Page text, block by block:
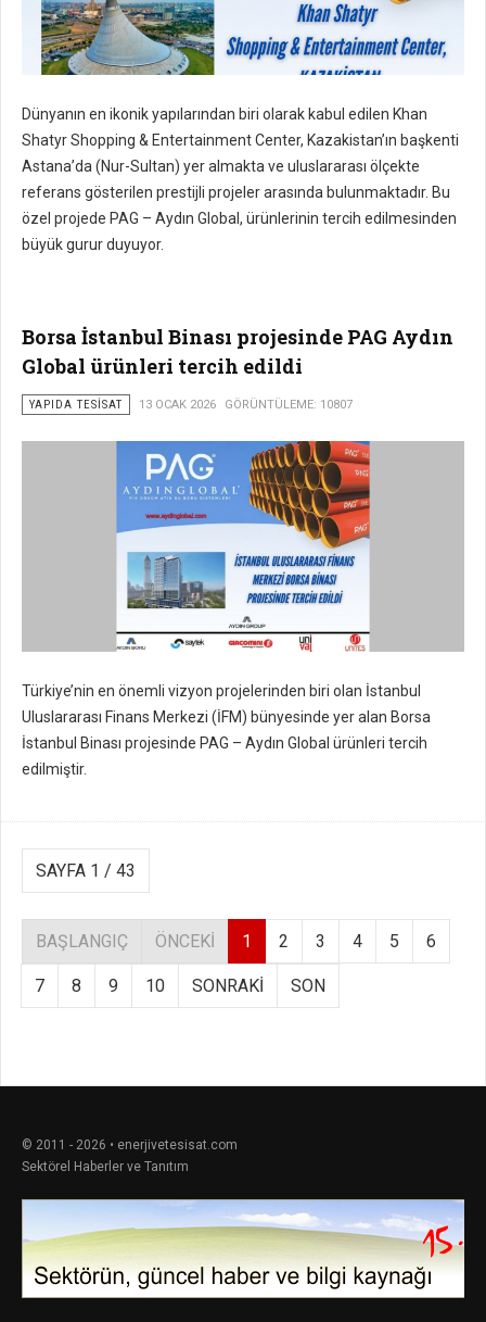
Dünyanın en ikonik yapılarından biri olarak kabul edilen Khan
Shatyr Shopping & Entertainment Center, Kazakistan’ın başkenti
Astana’da (Nur-Sultan) yer almakta ve uluslararası ölçekte
referans gösterilen prestijli projeler arasında bulunmaktadır. Bu
özel projede PAG – Aydın Global, ürünlerinin tercih edilmesinden
büyük gurur duyuyor.
Borsa İstanbul Binası projesinde PAG Aydın
Global ürünleri tercih edildi
YAPIDA TESISAT 13 OCAK 2026 GÖRÜNTÜLEME: 10807
Türkiye’nin en önemli vizyon projelerinden biri olan İstanbul
Uluslararası Finans Merkezi (İFM) bünyesinde yer alan Borsa
İstanbul Binası projesinde PAG – Aydın Global ürünleri tercih
edilmiştir.
SAYFA 1 / 43
BAŞLANGIÇ ÖNCEKI 1 2 3 4 5 6
7 8 9 10 SONRAKI SON
© 2011 - 2026 • enerjivetesisat.com
Sektörel Haberler ve Tanıtım